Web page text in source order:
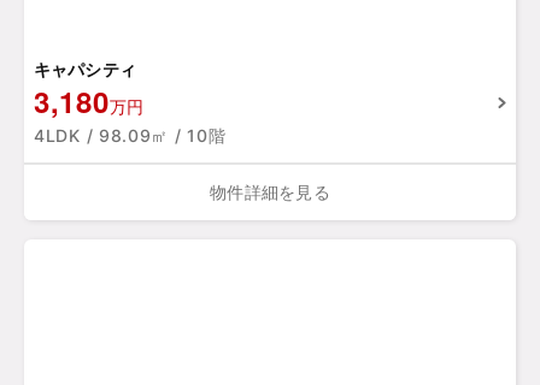
キャパシティ
3,180万円
4LDK / 98.09㎡ / 10階
物件詳細を見る